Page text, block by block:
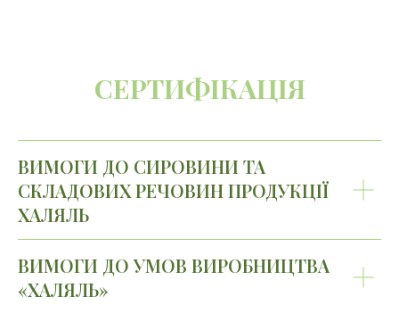
СЕРТИФІКАЦІЯ
ВИМОГИ ДО СИРОВИНИ ТА
СКЛАДОВИХ РЕЧОВИН ПРОДУКЦІЇ
ХАЛЯЛЬ
ВИМОГИ ДО УМОВ ВИРОБНИЦТВА
«ХАЛЯЛЬ»